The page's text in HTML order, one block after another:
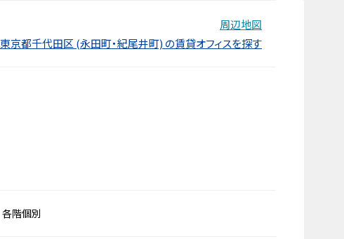
周辺地図
東京都千代田区 (永田町・紀尾井町) の賃貸オフィスを探す
各階個別